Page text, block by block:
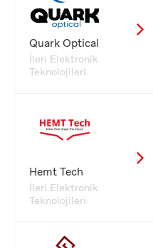
Quark Optical
İleri Elektronik
Teknolojileri
Hemt Tech
İleri Elektronik
Teknolojileri